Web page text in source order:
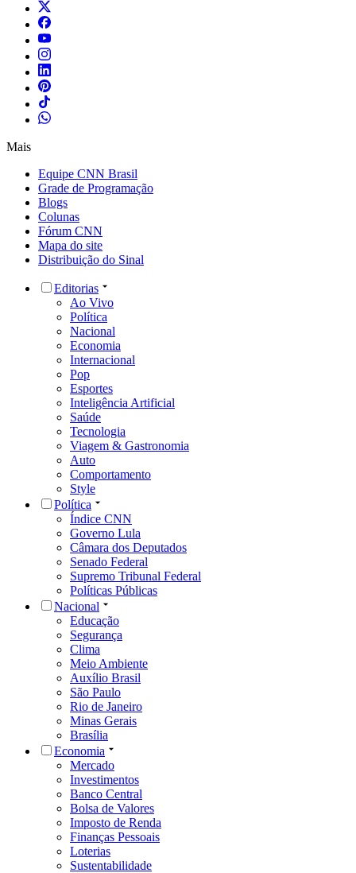
Mais
Equipe CNN Brasil
Grade de Programação
Blogs
Colunas
Fórum CNN
Mapa do site
Distribuição do Sinal
Editorias
Ao Vivo
Política
Nacional
Economia
Internacional
Pop
Esportes
Inteligência Artificial
Saúde
Tecnologia
Viagem & Gastronomia
Auto
Comportamento
Style
Política
Índice CNN
Governo Lula
Câmara dos Deputados
Senado Federal
Supremo Tribunal Federal
Políticas Públicas
Nacional
Educação
Segurança
Clima
Meio Ambiente
Auxílio Brasil
São Paulo
Rio de Janeiro
Minas Gerais
Brasília
Economia
Mercado
Investimentos
Banco Central
Bolsa de Valores
Imposto de Renda
Finanças Pessoais
Loterias
Sustentabilidade